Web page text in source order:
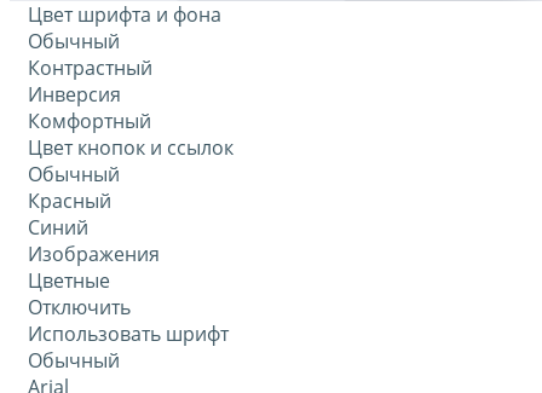
Цвет шрифта и фона
Обычный
Контрастный
Инверсия
Комфортный
Цвет кнопок и ссылок
Обычный
Красный
Синий
Изображения
Цветные
Отключить
Использовать шрифт
Обычный
Arial